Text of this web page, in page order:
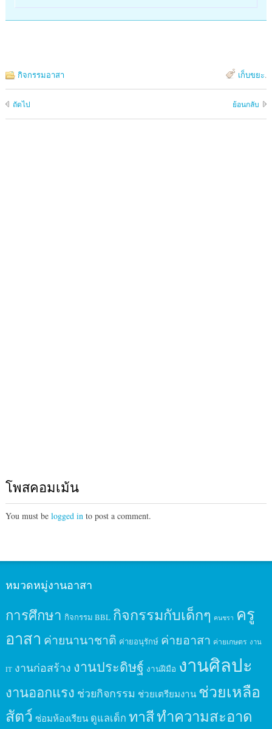
กิจกรรมอาสา เก็บขยะ.
ถัดไป ย้อนกลับ
โพสคอมเม้น
You must be logged into post a comment.
หมวดหมู่งานอาสา
การศึกษา กิจกรรม BBL กิจกรรมกับเด็กๆ คนชรา ครู
อาสา ค่ายนานาชาติ ค่ายอนุรักษ์ ค่ายอาสา ค่ายเกษตร งาน
IT งานก่อสร้าง งานประดิษฐ์ งานฝีมือ งานศิลปะ
งานออกแรง ช่วยกิจกรรม ช่วยเตรียมงาน ช่วยเหลือ
สัตว์ ซ่อมห้องเรียน ดูแลเด็ก ทาสีทำความสะอาด